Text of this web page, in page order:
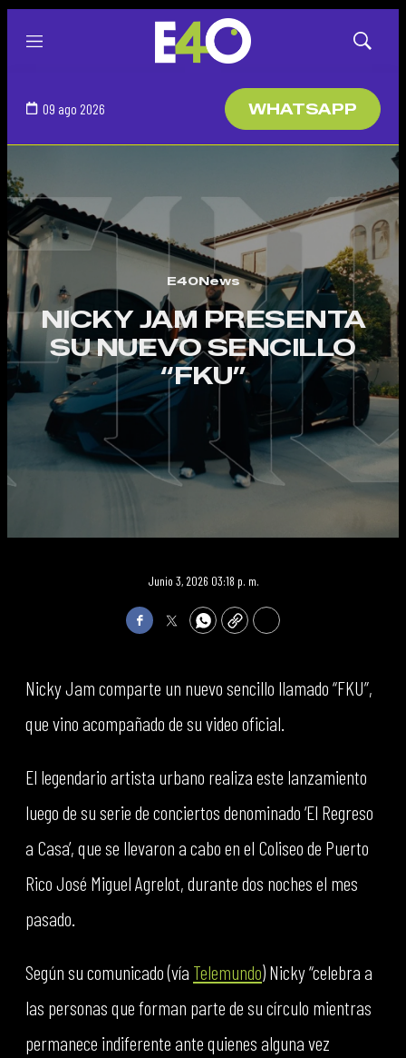
Menú
Mostrar
09 ago 2026 WHATSAPP
E40News
NICKY JAM PRESENTA
SU NUEVO SENCILLO
“FKU”
Junio 3, 2026 03:18 p. m.
FacebookTwitterWhatsApp
Copy Print
Nicky Jam comparte un nuevo sencillo llamado “FKU”,
que vino acompañado de su video oficial.
El legendario artista urbano realiza este lanzamiento
luego de su serie de conciertos denominado ‘El Regreso
a Casa’, que se llevaron a cabo en el Coliseo de Puerto
Rico José Miguel Agrelot, durante dos noches el mes
pasado.
Según su comunicado (vía Telemundo) Nicky “celebra a
las personas que forman parte de su círculo mientras
permanece indiferente ante quienes alguna vez